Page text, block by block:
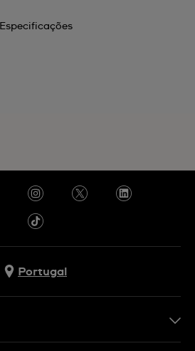
Especificações
Portugal